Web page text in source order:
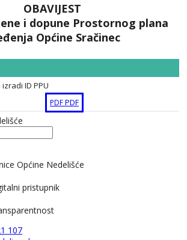
OBAVIJEST
i dopune Prostornog plana
Općine Sračinec
ID PPU
PDFPDF
Općine Nedelišće
pristupnik
107